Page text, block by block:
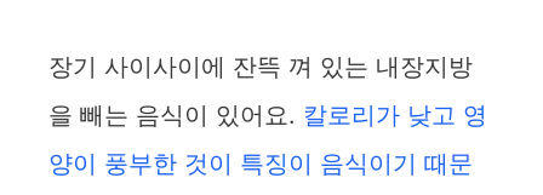
장기 사이사이에 잔뜩 껴 있는 내장지방
을 빼는 음식이 있어요. 칼로리가 낮고 영
양이 풍부한 것이 특징이 음식이기 때문